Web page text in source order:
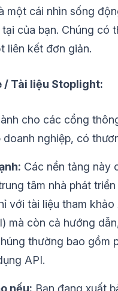
một cái nhìn sống
của bạn. Chúng có
liên kết đơn giản.
/ Tài liệu Stoplight:
cho các cổng
doanh nghiệp, có
Các nền tảng này
tâm nhà phát
với tài liệu tham
mà còn cả hướng
thường bao gồm
API.
nếu: Bạn đang xuất